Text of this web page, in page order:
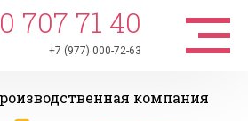
707 71 40
+7 (977) 000-72-63
компания